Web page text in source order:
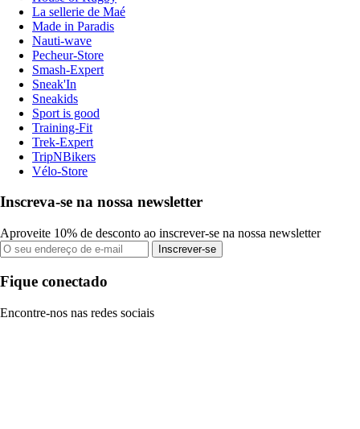
La sellerie de Maé
Made in Paradis
Nauti-wave
Pecheur-Store
Smash-Expert
Sneak'In
Sneakids
Sport is good
Training-Fit
Trek-Expert
TripNBikers
Vélo-Store
Inscreva-se na nossa newsletter
Aproveite 10% de desconto ao inscrever-se na nossa newsletter
Inscrever-se
Fique conectado
Encontre-nos nas redes sociais